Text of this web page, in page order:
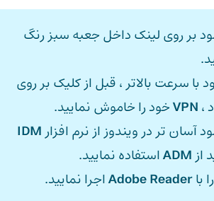
بر روی لینک داخل جعبه سبز رنگ
با سرعت بالاتر ، قبل از کلیک بر روی
، VPNخود را خاموش نمایید.
آسان تر در ویندوز از نرم افزار IDM
از ADMاستفاده نمایید.
باAdobe Readerاجرا نمایید.